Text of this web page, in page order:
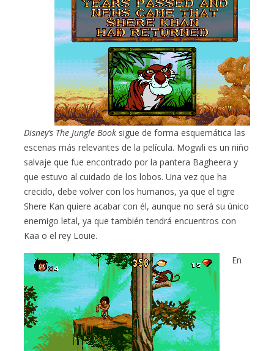
Disney’s The Jungle Book sigue de forma esquemática las
escenas más relevantes de la película. Mogwli es un niño
salvaje que fue encontrado por la pantera Bagheera y
que estuvo al cuidado de los lobos. Una vez que ha
crecido, debe volver con los humanos, ya que el tigre
Shere Kan quiere acabar con él, aunque no será su único
enemigo letal, ya que también tendrá encuentros con
Kaa o el rey Louie.
En